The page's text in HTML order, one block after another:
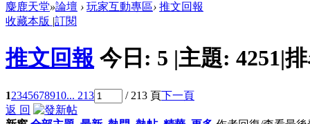
麋鹿天堂»論壇 › 玩家互動專區› 推文回報
收藏本版 |訂閱
推文回報 今日: 5 |主題: 4251|
12345678910... 213 / 213 頁下一頁
返 回